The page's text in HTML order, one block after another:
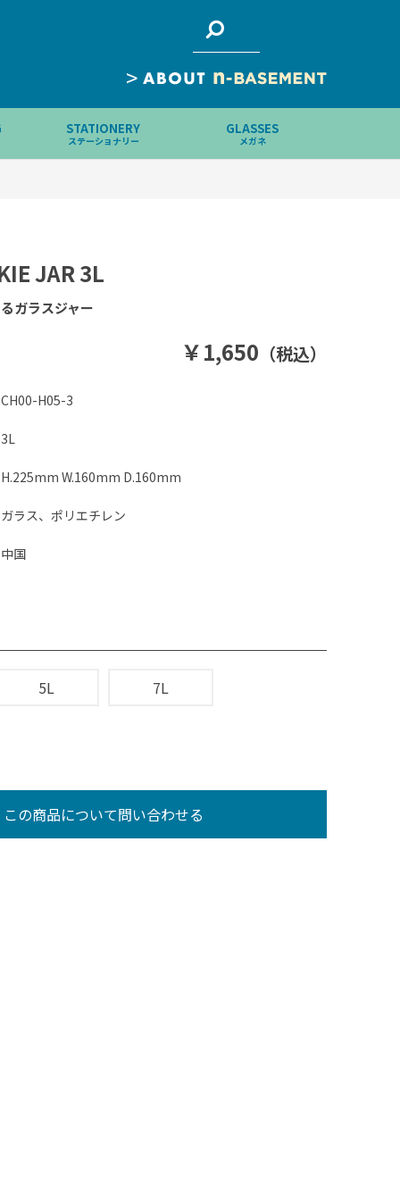
>
STATIONERY
ステーショナリー
GLASSES
メガネ
ガラスジャー
JAR 3L
￥1,650 （税込）
CH00-H05-3
3L
H.225mm W.160mm D.160mm
ガラス、ポリエチレン
中国
5L 7L
この商品について問い合わせる